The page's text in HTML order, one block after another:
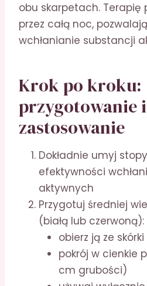
obu skarpetach. Terapię
przez całą noc,
wchłanianie substancji
Krok po kroku:
przygotowanie i
zastosowanie
Dokładnie umyj
efektywności
aktywnych
Przygotuj średniej
(białą lub czerwoną):
obierz ją ze skórki
pokrój w cienkie
cm grubości)